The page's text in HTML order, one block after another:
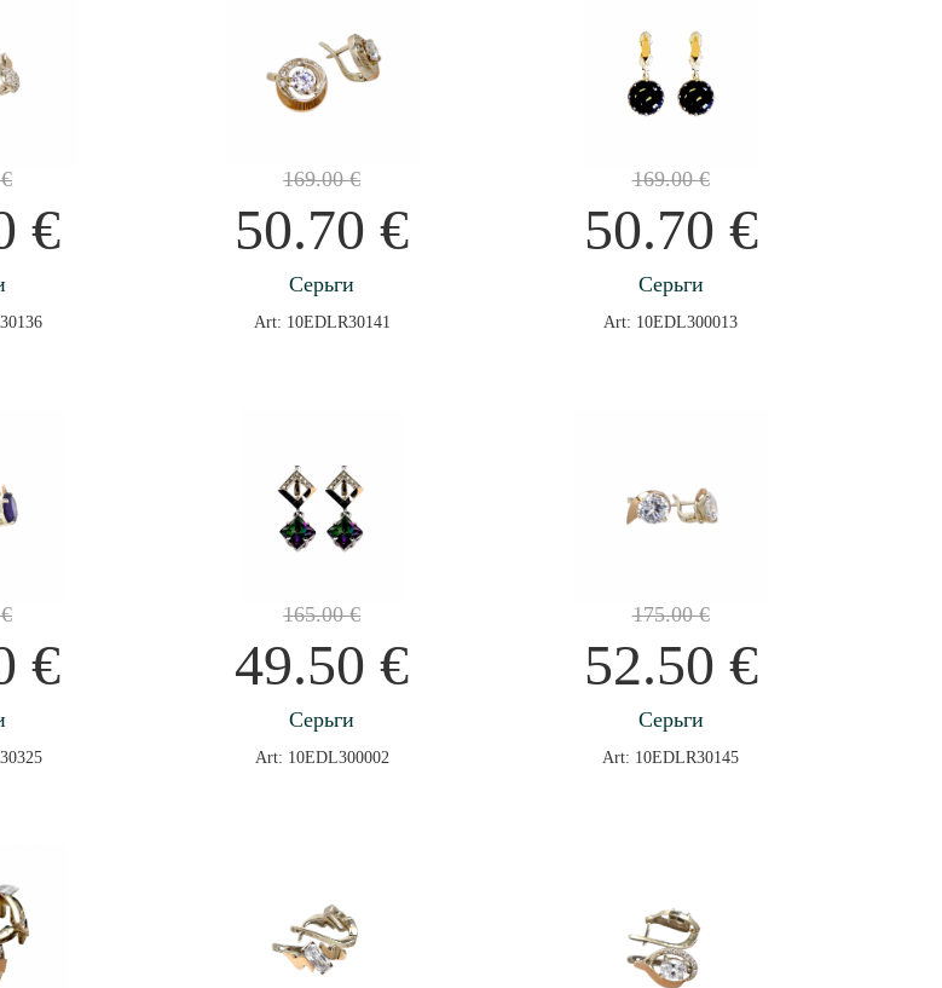
€
€
169.00€
50.70€
Серьги
Art: 10EDLR30141
169.00€
50.70 €
Серьги
Art: 10EDL300013
€
€
165.00€
49.50€
Серьги
Art: 10EDL300002
175.00€
52.50 €
Серьги
Art: 10EDLR30145